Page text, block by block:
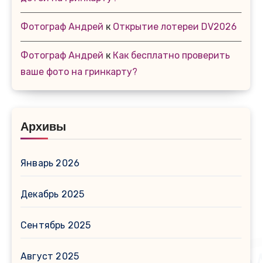
Фотограф Андрей к Открытие лотереи DV2026
Фотограф Андрей к Как бесплатно проверить
ваше фото на гринкарту?
Архивы
Январь 2026
Декабрь 2025
Сентябрь 2025
Август 2025